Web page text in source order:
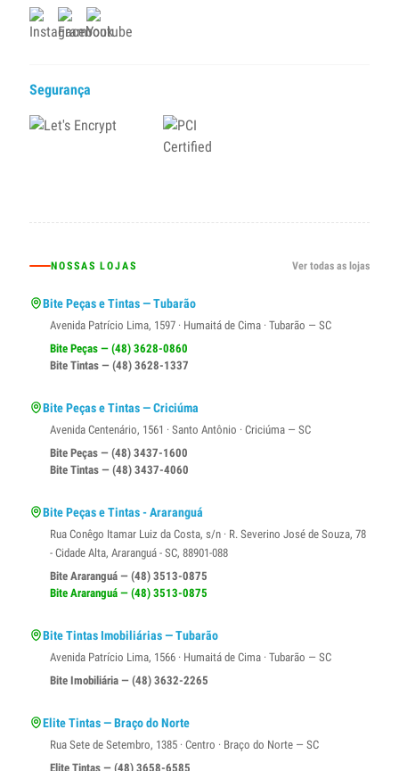
Segurança
NOSSAS LOJAS Ver todas as lojas
Bite Peças e Tintas — Tubarão
Avenida Patrício Lima, 1597 · Humaitá de Cima · Tubarão — SC
Bite Peças — (48) 3628-0860
Bite Tintas — (48) 3628-1337
Bite Peças e Tintas — Criciúma
Avenida Centenário, 1561 · Santo Antônio · Criciúma — SC
Bite Peças — (48) 3437-1600
Bite Tintas — (48) 3437-4060
Bite Peças e Tintas - Araranguá
Rua Conêgo Itamar Luiz da Costa, s/n · R. Severino José de Souza, 78
- Cidade Alta, Araranguá - SC, 88901-088
Bite Araranguá — (48) 3513-0875
Bite Araranguá — (48) 3513-0875
Bite Tintas Imobiliárias — Tubarão
Avenida Patrício Lima, 1566 · Humaitá de Cima · Tubarão — SC
Bite Imobiliária — (48) 3632-2265
Elite Tintas — Braço do Norte
Rua Sete de Setembro, 1385 · Centro · Braço do Norte — SC
Elite Tintas — (48) 3658-6585